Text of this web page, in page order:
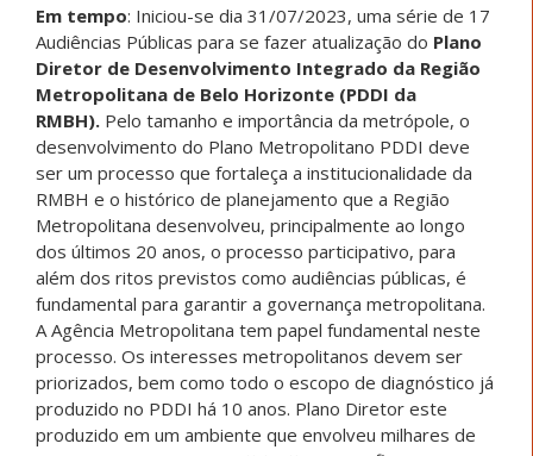
Em tempo: Iniciou-se dia 31/07/2023, uma série de 17
Audiências Públicas para se fazer atualização do Plano
Diretor de Desenvolvimento Integrado da Região
Metropolitana de Belo Horizonte (PDDI da
RMBH). Pelo tamanho e importância da metrópole, o
desenvolvimento do Plano Metropolitano PDDI deve
ser um processo que fortaleça a institucionalidade da
RMBH e o histórico de planejamento que a Região
Metropolitana desenvolveu, principalmente ao longo
dos últimos 20 anos, o processo participativo, para
além dos ritos previstos como audiências públicas, é
fundamental para garantir a governança metropolitana.
A Agência Metropolitana tem papel fundamental neste
processo. Os interesses metropolitanos devem ser
priorizados, bem como todo o escopo de diagnóstico já
produzido no PDDI há 10 anos. Plano Diretor este
produzido em um ambiente que envolveu milhares de